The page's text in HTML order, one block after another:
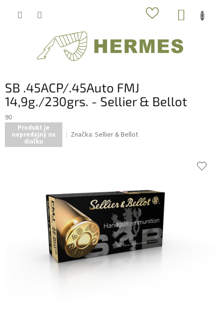
SB .45ACP/.45Auto FMJ
14,9g./230grs. - Sellier & Bellot
90
Produkt je
nepredajný na
diaľku
Značka: Sellier & Bellot